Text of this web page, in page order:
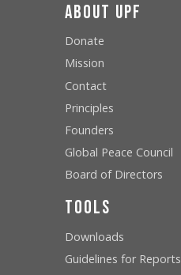
About UPF
Donate
Mission
Contact
Principles
Founders
Global Peace Council
Board of Directors
Tools
Downloads
Guidelines for Reports